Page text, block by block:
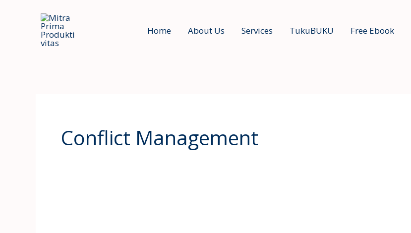
Home About Us Services TukuBUKU Free Ebook
Conflict Management